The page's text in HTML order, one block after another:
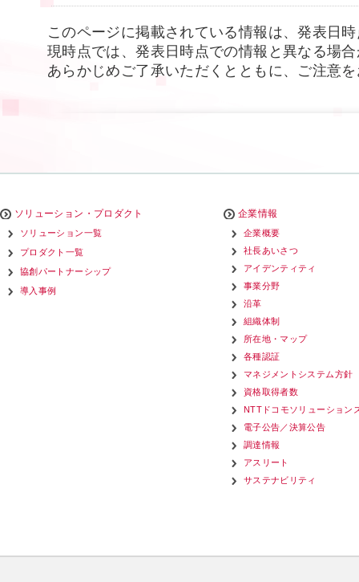
このページに掲載されている情報は、発表日
現時点では、発表日時点での情報と異なる場
あらかじめご了承いただくとともに、ご注意
ソリューション・プロダクト
ソリューション一覧
プロダクト一覧
協創パートナーシップ
導入事例
企業情報
企業概要
社長あいさつ
アイデンティティ
事業分野
沿革
組織体制
所在地・マップ
各種認証
マネジメントシステム方針
資格取得者数
NTTドコモソリューション
電子公告／決算公告
調達情報
アスリート
サステナビリティ